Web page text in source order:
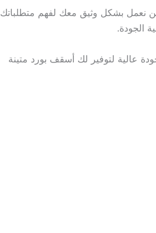
نعمل بشكل وثيق معك لفهم متطلباتك
الجودة.
عالية لتوفير لك أسقف بورد متينة